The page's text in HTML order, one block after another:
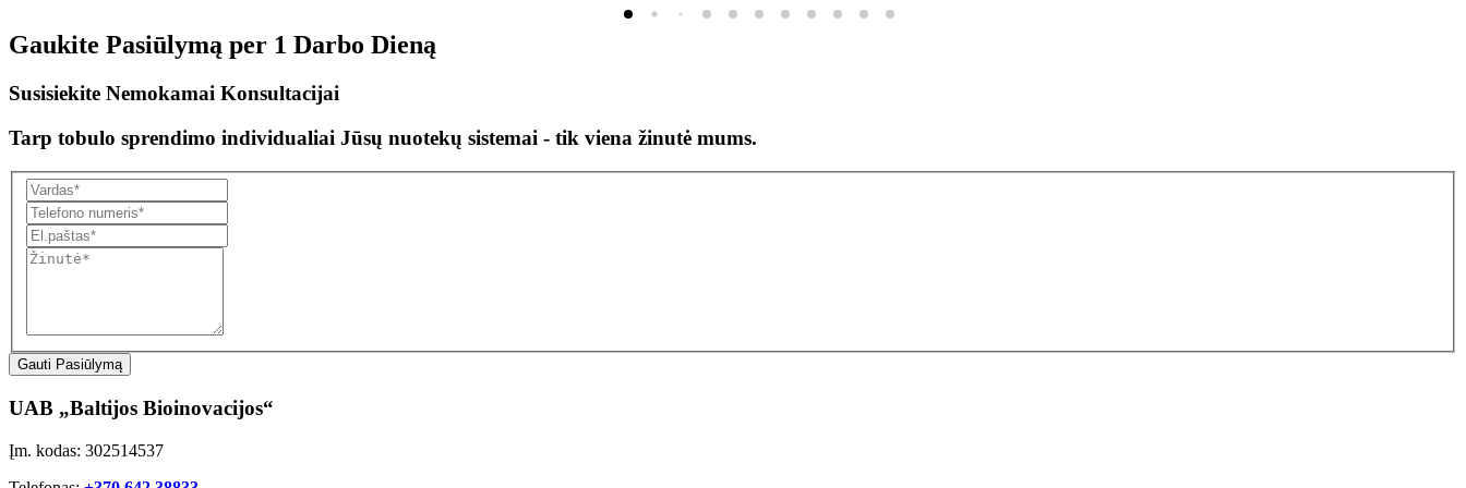
Gaukite Pasiūlymą per 1 Darbo Dieną
Susisiekite Nemokamai Konsultacijai
Tarp tobulo sprendimo individualiai Jūsų nuotekų sistemai - tik viena žinutė mums.
Gauti Pasiūlymą
UAB „Baltijos Bioinovacijos“
Įm. kodas: 302514537